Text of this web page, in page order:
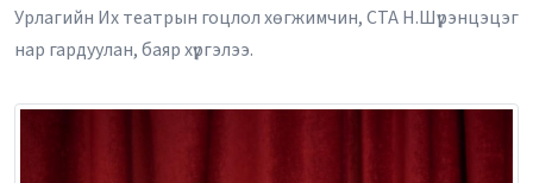
Урлагийн Их театрын гоцлол хөгжимчин, СТА Н.Шүрэнцэцэг
нар гардуулан, баяр хүргэлээ.